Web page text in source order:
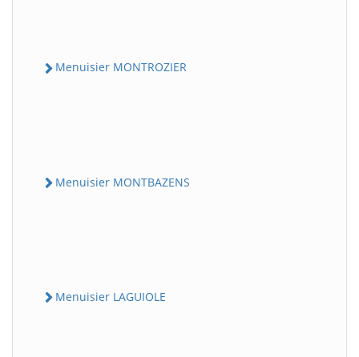
Menuisier MONTROZIER
Menuisier MONTBAZENS
Menuisier LAGUIOLE